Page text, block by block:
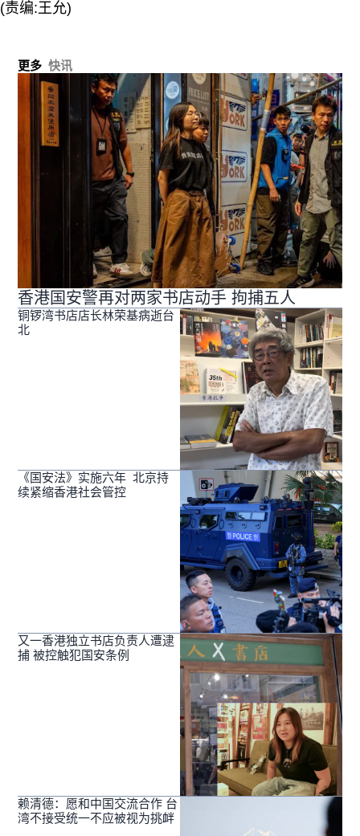
(责编:王允)
更多 快讯
香港国安警再对两家书店动手 拘捕五人
铜锣湾书店店长林荣基病逝台
北
《国安法》实施六年 北京持
续紧缩香港社会管控
又一香港独立书店负责人遭逮
捕 被控触犯国安条例
赖清德：愿和中国交流合作 台
湾不接受统一不应被视为挑衅